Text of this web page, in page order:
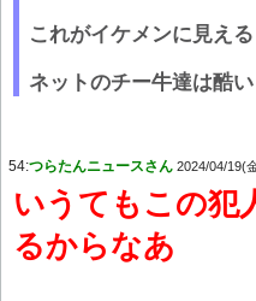
これがイケメンに見え
ネットのチー牛達は酷
54:つらたんニュースさん 2024/04/19(
いうてもこの犯
るからなあ